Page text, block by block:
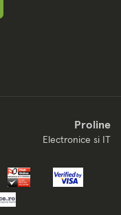
Proline
Electronice si IT